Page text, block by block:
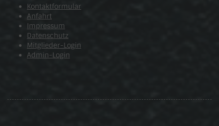
Kontaktformular
Anfahrt
Impressum
Datenschutz
Mitglieder-Login
Admin-Login